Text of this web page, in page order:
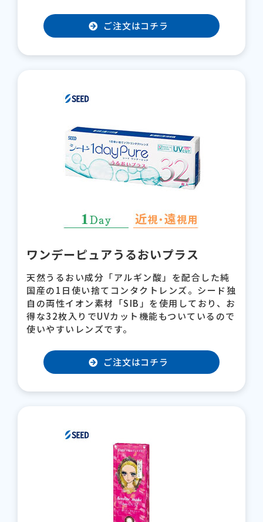
ご注文はコチラ
ワンデーピュアうるおいプラス
天然うるおい成分「アルギン酸」を配合した純
国産の1日使い捨てコンタクトレンズ。シード独
自の両性イオン素材「SIB」を使用しており、お
得な32枚入りでUVカット機能もついているので
使いやすいレンズです。
ご注文はコチラ